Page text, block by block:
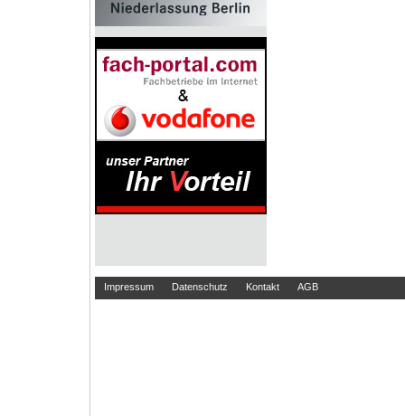
Impressum Datenschutz Kontakt AGB